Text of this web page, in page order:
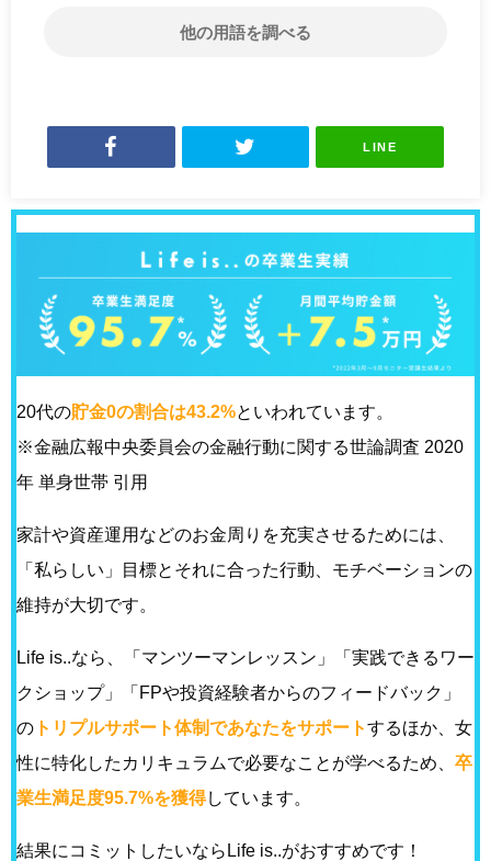
他の用語を調べる
LINE
20代の貯金0の割合は43.2%といわれています。
※金融広報中央委員会の金融行動に関する世論調査 2020
年 単身世帯 引用
家計や資産運用などのお金周りを充実させるためには、
「私らしい」目標とそれに合った行動、モチベーションの
維持が大切です。
Life is..なら、「マンツーマンレッスン」「実践できるワー
クショップ」「FPや投資経験者からのフィードバック」
の トリプルサポート体制であなたをサポートするほか、女
性に特化したカリキュラムで必要なことが学べるため、 卒
業生満足度95.7%を獲得しています。
結果にコミットしたいならLife is..がおすすめです！